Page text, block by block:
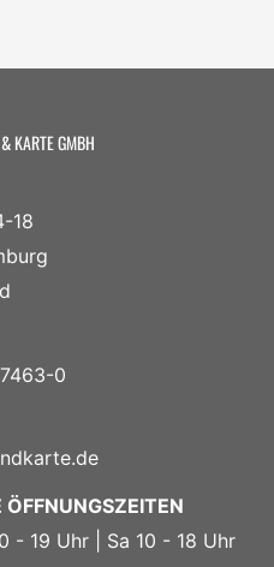
KARTE GMBH
18
0
ÖFFNUNGSZEITEN
- 19 Uhr | Sa 10 - 18 Uhr